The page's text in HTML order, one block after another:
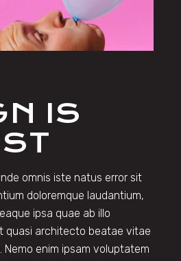
IS
omnis iste natus error sit
doloremque laudantium,
ipsa quae ab illo
quasi architecto beatae vitae
enim ipsam voluptatem